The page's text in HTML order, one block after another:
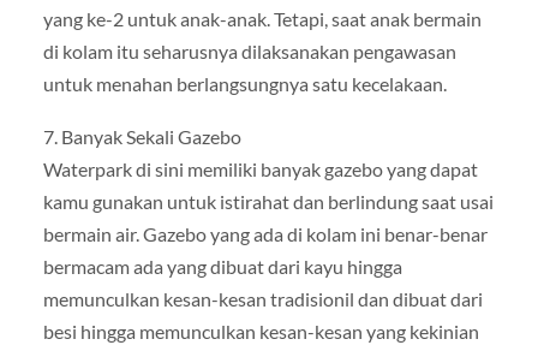
yang ke-2 untuk anak-anak. Tetapi, saat anak bermain
di kolam itu seharusnya dilaksanakan pengawasan
untuk menahan berlangsungnya satu kecelakaan.
7. Banyak Sekali Gazebo
Waterpark di sini memiliki banyak gazebo yang dapat
kamu gunakan untuk istirahat dan berlindung saat usai
bermain air. Gazebo yang ada di kolam ini benar-benar
bermacam ada yang dibuat dari kayu hingga
memunculkan kesan-kesan tradisionil dan dibuat dari
besi hingga memunculkan kesan-kesan yang kekinian